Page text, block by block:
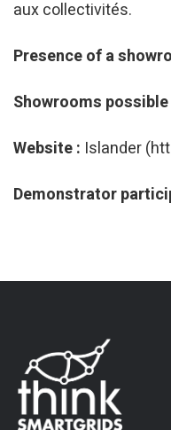
aux collectivités.
Presence of a
Showrooms
Website : Islander
Demonstrator